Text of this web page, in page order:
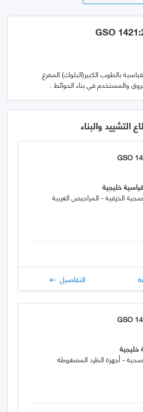
بالطوب الكبير(البلوك) المفرغ
والمستخدم في بناء الحوائط .
التشييد والبناء
GSO
خليجية
الخزفية - المراحيض الغربية
التفاصيل
GSO
خليجية
- أجهزة الطرد المضغوطة